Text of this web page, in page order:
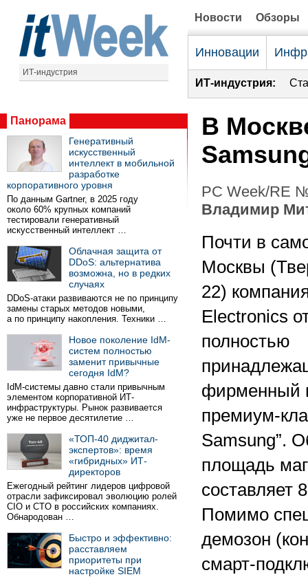
ИТ-индустрия
Новости Обзоры
Инновации
ИТ-индустрия:
Панорама
Генеративный
искусственный
интеллект в мобильной
разработке
корпоративного уровня
По данным Gartner, в 2025 году
около 60% крупных компаний
тестировали генеративный
искусственный интеллект …
Облачная защита от
DDoS: альтернатива
возможна, но в редких
случаях
DDoS-атаки развиваются не по принципу
замены старых методов новыми,
а по принципу накопления. Техники …
Новое поколение IdM-
систем полностью
заменит привычные
сегодня IdM?
IdM-системы давно стали привычным
элементом корпоративной ИТ-
инфраструктуры. Рынок развивается
уже не первое десятилетие …
«ТОП-40 диджитал-
экспертов»: время
«гибридных» ИТ-
директоров
Ежегодный рейтинг лидеров цифровой
отрасли зафиксировал эволюцию ролей
CIO и CTO в российских компаниях.
Обнародован …
Быстро и эффективно:
расставляем
приоритеты при
настройке SIEM
В
PC Week/RE
Владимир
Почти в
Москвы
22)
Electronics
полностью
фирменный
премиум-
Samsung”.
площадь
составляет
Помимо
демозон
смарт-